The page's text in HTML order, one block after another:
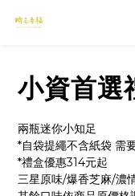
小資首選
兩瓶迷你小知足
*自袋提繩不含紙袋 需
*禮盒優惠314元起
三星原味/爆香芝麻/濃